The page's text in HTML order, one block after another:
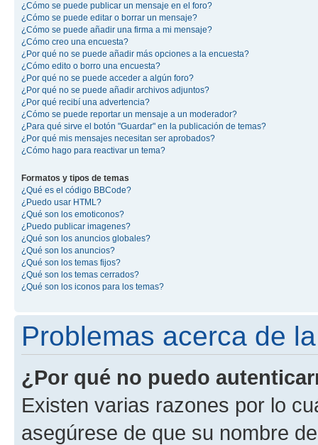
¿Cómo se puede publicar un mensaje en el foro?
¿Cómo se puede editar o borrar un mensaje?
¿Cómo se puede añadir una firma a mi mensaje?
¿Cómo creo una encuesta?
¿Por qué no se puede añadir más opciones a la encuesta?
¿Cómo edito o borro una encuesta?
¿Por qué no se puede acceder a algún foro?
¿Por qué no se puede añadir archivos adjuntos?
¿Por qué recibí una advertencia?
¿Cómo se puede reportar un mensaje a un moderador?
¿Para qué sirve el botón "Guardar" en la publicación de temas?
¿Por qué mis mensajes necesitan ser aprobados?
¿Cómo hago para reactivar un tema?
Formatos y tipos de temas
¿Qué es el código BBCode?
¿Puedo usar HTML?
¿Qué son los emoticonos?
¿Puedo publicar imagenes?
¿Qué son los anuncios globales?
¿Qué son los anuncios?
¿Qué son los temas fijos?
¿Qué son los temas cerrados?
¿Qué son los iconos para los temas?
Problemas acerca de
¿Por qué no puedo
Existen varias razones por lo
asegúrese de que su nombre